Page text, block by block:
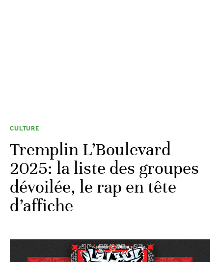
CULTURE
Tremplin L’Boulevard
2025: la liste des groupes
dévoilée, le rap en tête
d’affiche